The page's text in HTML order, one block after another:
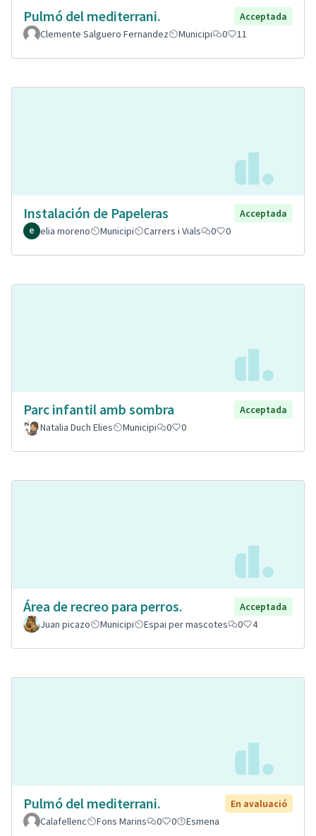
Pulmó del mediterrani.
Acceptada
Clemente Salguero Fernandez
Municipi 0 11
Instalación de Papeleras
Acceptada
elia moreno
Municipi Carrers i Vials 0 0
Parc infantil amb sombra
Acceptada
Natalia Duch Elies
Municipi 0 0
Área de recreo para perros.
Acceptada
Juan picazo
Municipi Espai per mascotes 0 4
Pulmó del mediterrani.
En avaluació
Calafellenc
Fons Marins 0 0 Esmena